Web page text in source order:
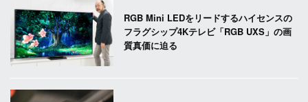
RGB Mini LEDをリードするハイセンスの
フラグシップ4Kテレビ「RGB UXS」の画
質真価に迫る